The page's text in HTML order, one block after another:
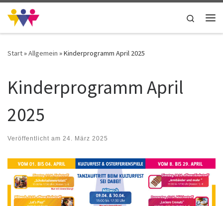
Zum Inhalt springen
Search
Start»Allgemein »Kinderprogramm April 2025
Kinderprogramm April
2025
Veröffentlicht am 24. März 2025